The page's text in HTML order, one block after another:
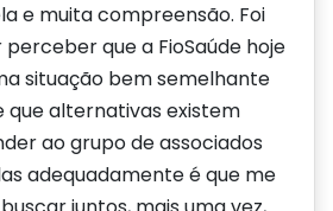
e muita compreensão. Foi
que a FioSaúde hoje
situação bem semelhante
que alternativas existem
ao grupo de associados
adequadamente é que me